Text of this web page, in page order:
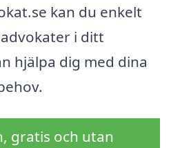
kan du enkelt
i ditt
hjälpa dig med dina
gratis och utan